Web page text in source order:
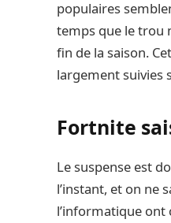
populaires
temps que le trou
fin de la saison.
largement suivies
Fortnite
Le suspense est
l’instant, et on ne
l’informatique